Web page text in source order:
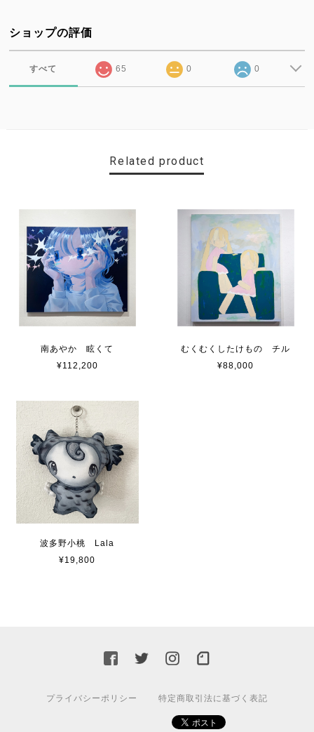
ショップの評価
すべて 65 0 0
Related product
南あやか 眩くて
¥112,200
むくむくしたけもの チル
¥88,000
波多野小桃 Lala
¥19,800
プライバシーポリシー 特定商取引法に基づく表記